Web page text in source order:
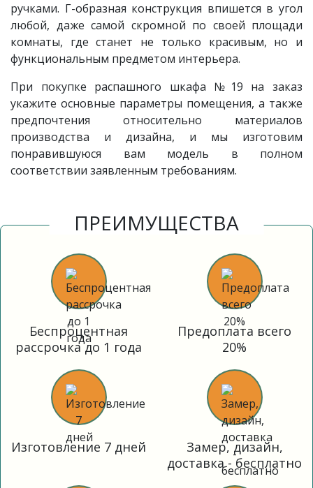
ручками. Г-образная конструкция впишется в угол
любой, даже самой скромной по своей площади
комнаты, где станет не только красивым, но и
функциональным предметом интерьера.
При покупке распашного шкафа №19 на заказ
укажите основные параметры помещения, а также
предпочтения относительно материалов
производства и дизайна, и мы изготовим
понравившуюся вам модель в полном
соответствии заявленным требованиям.
ПРЕИМУЩЕСТВА
Беспроцентная
рассрочка до 1 года
Предоплата всего
20%
Изготовление 7 дней
Замер, дизайн,
доставка - бесплатно